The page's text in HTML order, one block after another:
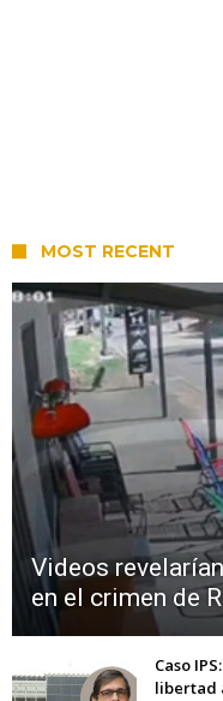
MOST RECENT
Videos
en el crimen de
Caso
libertad